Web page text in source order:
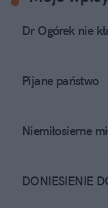
Dr Ogórek nie
Pijane państwo
Niemiłosierne
DONIESIENIE